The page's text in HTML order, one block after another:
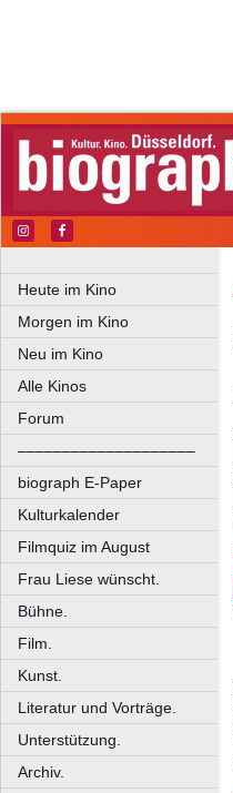
Heute im Kino
Morgen im Kino
Neu im Kino
Alle Kinos
Forum
––––––––––––––––––––
biograph E-Paper
Kulturkalender
Filmquiz im August
Frau Liese wünscht.
Bühne.
Film.
Kunst.
Literatur und Vorträge.
Unterstützung.
Archiv.